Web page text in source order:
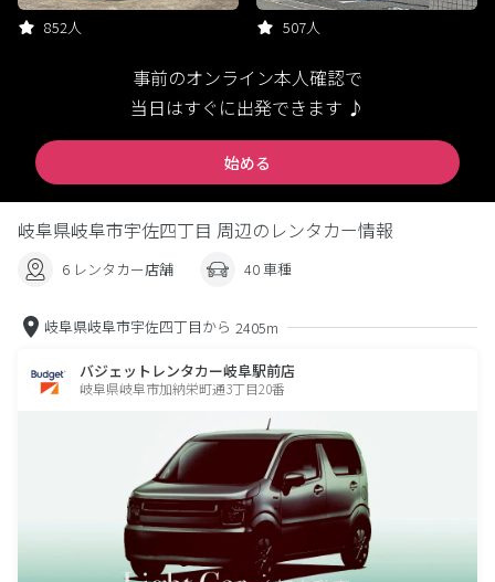
852人 507人
事前のオンライン本人確認で
当日はすぐに出発できます ♪
始める
岐阜県岐阜市宇佐四丁目 周辺のレンタカー情報
6 レンタカー店舗 40 車種
岐阜県岐阜市宇佐四丁目から 2405m
バジェットレンタカー岐阜駅前店
岐阜県岐阜市加納栄町通3丁目20番